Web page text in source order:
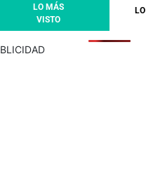
LO MÁS
VISTO